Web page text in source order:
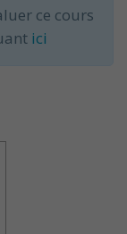
ce cours
ici